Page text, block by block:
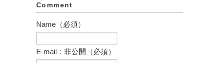
Comment
Name（必須）
E-mail：非公開（必須）